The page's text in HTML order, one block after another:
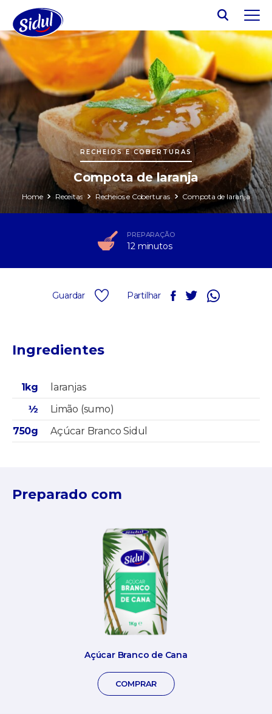
RECHEIOS E COBERTURAS
Compota de laranja
Home Receitas Recheios e Coberturas Compota de laranja
PREPARAÇÃO
12 minutos
Guardar Partilhar
Ingredientes
1kg
laranjas
½
Limão (sumo)
750g
Açúcar Branco Sidul
Preparado com
Açúcar Branco de Cana
COMPRAR